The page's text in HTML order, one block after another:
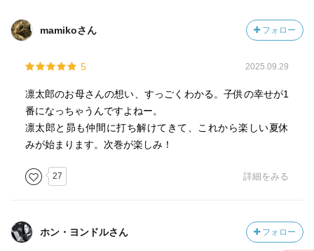
mamikoさん フォロー
5 2025.09.29
凛太郎のお母さんの想い、すっごくわかる。子供の幸せが1
番になっちゃうんですよねー。
凛太郎と昴も仲間に打ち解けてきて、これから楽しい夏休
みが始まります。次巻が楽しみ！
27 詳細をみる
ホン・ヨンドルさん フォロー